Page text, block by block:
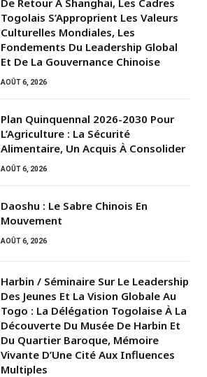
Togolais S’Approprient Les Valeurs
Culturelles Mondiales, Les
Fondements Du Leadership Global
Et De La Gouvernance Chinoise
AOÛT 6, 2026
Plan Quinquennal 2026-2030 Pour
L’Agriculture : La Sécurité
Alimentaire, Un Acquis À Consolider
AOÛT 6, 2026
Daoshu : Le Sabre Chinois En
Mouvement
AOÛT 6, 2026
Harbin / Séminaire Sur Le Leadership
Des Jeunes Et La Vision Globale Au
Togo : La Délégation Togolaise À La
Découverte Du Musée De Harbin Et
Du Quartier Baroque, Mémoire
Vivante D’Une Cité Aux Influences
Multiples